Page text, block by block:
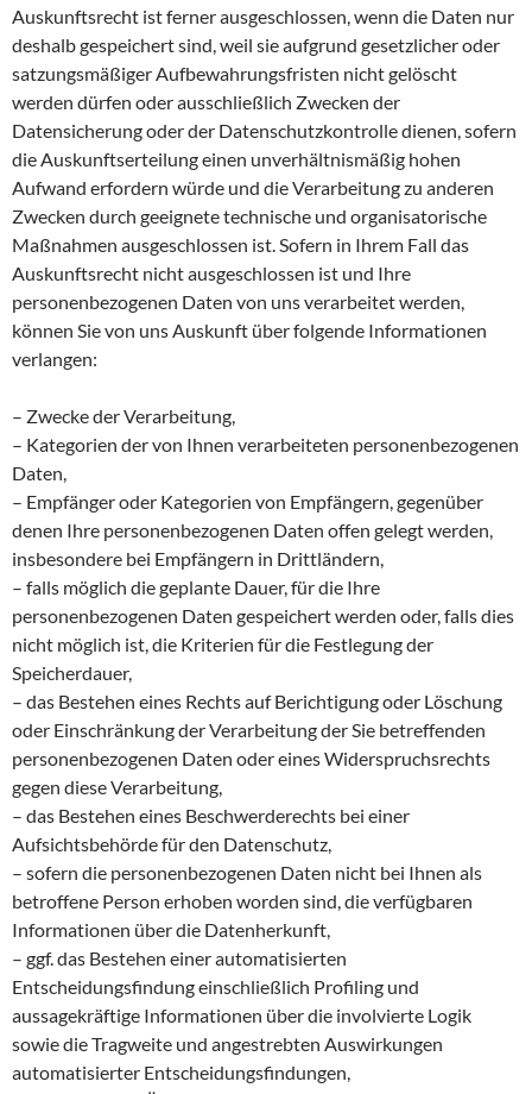
Auskunftsrecht ist ferner ausgeschlossen, wenn die Daten nur
deshalb gespeichert sind, weil sie aufgrund gesetzlicher oder
satzungsmäßiger Aufbewahrungsfristen nicht gelöscht
werden dürfen oder ausschließlich Zwecken der
Datensicherung oder der Datenschutzkontrolle dienen, sofern
die Auskunftserteilung einen unverhältnismäßig hohen
Aufwand erfordern würde und die Verarbeitung zu anderen
Zwecken durch geeignete technische und organisatorische
Maßnahmen ausgeschlossen ist. Sofern in Ihrem Fall das
Auskunftsrecht nicht ausgeschlossen ist und Ihre
personenbezogenen Daten von uns verarbeitet werden,
können Sie von uns Auskunft über folgende Informationen
verlangen:
– Zwecke der Verarbeitung,
– Kategorien der von Ihnen verarbeiteten personenbezogenen
Daten,
– Empfänger oder Kategorien von Empfängern, gegenüber
denen Ihre personenbezogenen Daten offen gelegt werden,
insbesondere bei Empfängern in Drittländern,
– falls möglich die geplante Dauer, für die Ihre
personenbezogenen Daten gespeichert werden oder, falls dies
nicht möglich ist, die Kriterien für die Festlegung der
Speicherdauer,
– das Bestehen eines Rechts auf Berichtigung oder Löschung
oder Einschränkung der Verarbeitung der Sie betreffenden
personenbezogenen Daten oder eines Widerspruchsrechts
gegen diese Verarbeitung,
– das Bestehen eines Beschwerderechts bei einer
Aufsichtsbehörde für den Datenschutz,
– sofern die personenbezogenen Daten nicht bei Ihnen als
betroffene Person erhoben worden sind, die verfügbaren
Informationen über die Datenherkunft,
– ggf. das Bestehen einer automatisierten
Entscheidungsfindung einschließlich Profiling und
aussagekräftige Informationen über die involvierte Logik
sowie die Tragweite und angestrebten Auswirkungen
automatisierter Entscheidungsfindungen,